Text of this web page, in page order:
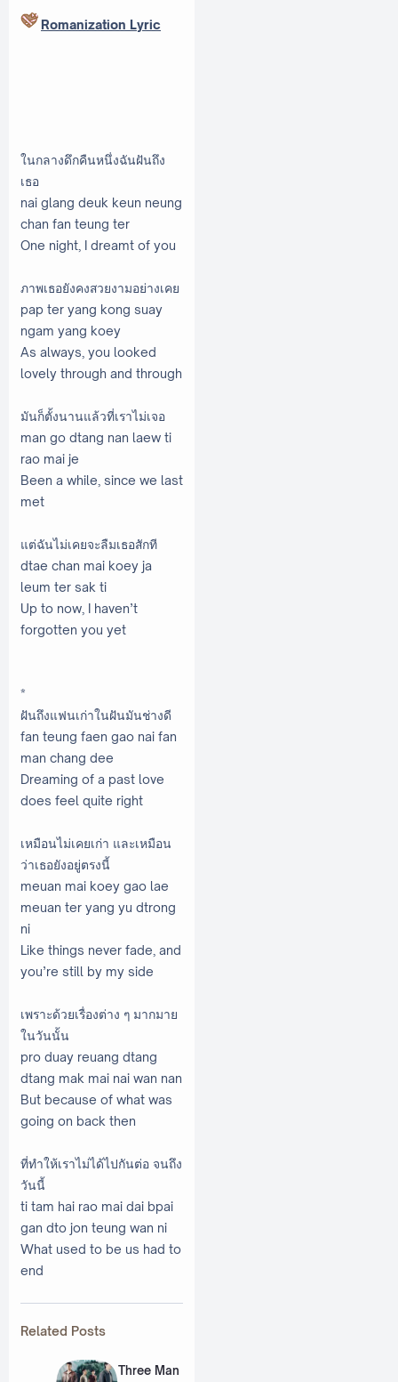
Romanization Lyric
ในกลางดึกคืนหนึ่งฉันฝันถึง
เธอ
nai glang deuk keun neung
chan fan teung ter
One night, I dreamt of you
ภาพเธอยังคงสวยงามอย่างเคย
pap ter yang kong suay
ngam yang koey
As always, you looked
lovely through and through
มันก็ตั้งนานแล้วที่เราไม่เจอ
man go dtang nan laew ti
rao mai je
Been a while, since we last
met
แต่ฉันไม่เคยจะลืมเธอสักที
dtae chan mai koey ja
leum ter sak ti
Up to now, I haven’t
forgotten you yet
*
ฝันถึงแฟนเก่าในฝันมันช่างดี
fan teung faen gao nai fan
man chang dee
Dreaming of a past love
does feel quite right
เหมือนไม่เคยเก่า และเหมือน
ว่าเธอยังอยู่ตรงนี้
meuan mai koey gao lae
meuan ter yang yu dtrong
ni
Like things never fade, and
you’re still by my side
เพราะด้วยเรื่องต่าง ๆ มากมาย
ในวันนั้น
pro duay reuang dtang
dtang mak mai nai wan nan
But because of what was
going on back then
ที่ทำให้เราไม่ได้ไปกันต่อ จนถึง
วันนี้
ti tam hai rao mai dai bpai
gan dto jon teung wan ni
What used to be us had to
end
Related Posts
Three Man